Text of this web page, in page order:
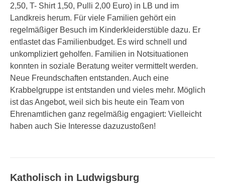
2,50, T- Shirt 1,50, Pulli 2,00 Euro) in LB und im
Landkreis herum. Für viele Familien gehört ein
regelmäßiger Besuch im Kinderkleiderstüble dazu. Er
entlastet das Familienbudget. Es wird schnell und
unkompliziert geholfen. Familien in Notsituationen
konnten in soziale Beratung weiter vermittelt werden.
Neue Freundschaften entstanden. Auch eine
Krabbelgruppe ist entstanden und vieles mehr. Möglich
ist das Angebot, weil sich bis heute ein Team von
Ehrenamtlichen ganz regelmäßig engagiert: Vielleicht
haben auch Sie Interesse dazuzustoßen!
Katholisch in Ludwigsburg